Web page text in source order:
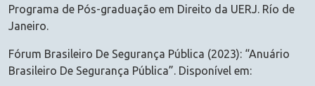
Programa de Pós-graduação em Direito da UERJ. Río de
Janeiro.
Fórum Brasileiro De Segurança Pública (2023): “Anuário
Brasileiro De Segurança Pública”. Disponível em: